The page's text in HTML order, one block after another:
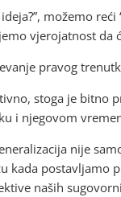
možemo
vjerojatnost da
pravog
stoga je bitno
i njegovom
nije
kada
naših